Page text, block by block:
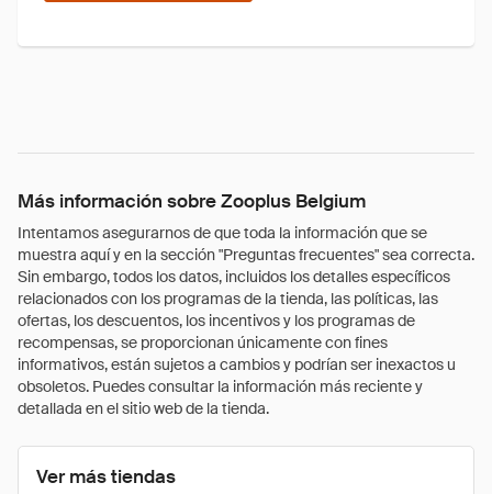
Más información sobre Zooplus Belgium
Intentamos asegurarnos de que toda la información que se
muestra aquí y en la sección "Preguntas frecuentes" sea correcta.
Sin embargo, todos los datos, incluidos los detalles específicos
relacionados con los programas de la tienda, las políticas, las
ofertas, los descuentos, los incentivos y los programas de
recompensas, se proporcionan únicamente con fines
informativos, están sujetos a cambios y podrían ser inexactos u
obsoletos. Puedes consultar la información más reciente y
detallada en el sitio web de la tienda.
Ver más tiendas